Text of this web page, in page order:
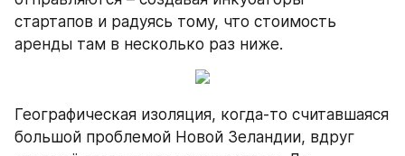
стартапов и радуясь тому, что стоимость
аренды там в несколько раз ниже.
Географическая изоляция, когда-то считавшаяся
большой проблемой Новой Зеландии, вдруг